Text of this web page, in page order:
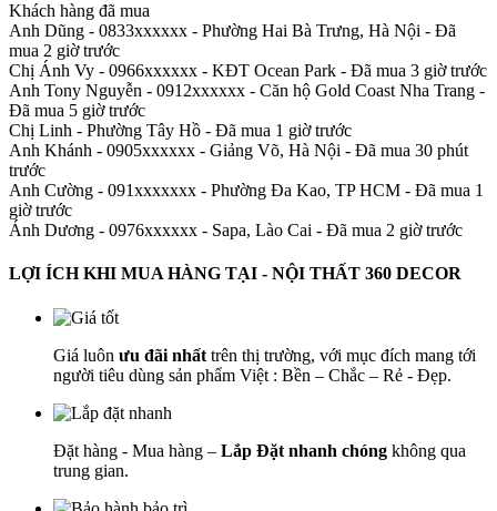
Khách hàng đã mua
Anh Dũng - 0833xxxxxx - Phường Hai Bà Trưng, Hà Nội - Đã
mua 2 giờ trước
Chị Ánh Vy - 0966xxxxxx - KĐT Ocean Park - Đã mua 3 giờ trước
Anh Tony Nguyễn - 0912xxxxxx - Căn hộ Gold Coast Nha Trang -
Đã mua 5 giờ trước
Chị Linh - Phường Tây Hồ - Đã mua 1 giờ trước
Anh Khánh - 0905xxxxxx - Giảng Võ, Hà Nội - Đã mua 30 phút
trước
Anh Cường - 091xxxxxxx - Phường Đa Kao, TP HCM - Đã mua 1
giờ trước
Ánh Dương - 0976xxxxxx - Sapa, Lào Cai - Đã mua 2 giờ trước
LỢI ÍCH KHI MUA HÀNG TẠI - NỘI THẤT 360 DECOR
Giá luôn ưu đãi nhất trên thị trường, với mục đích mang tới
người tiêu dùng sản phẩm Việt : Bền – Chắc – Rẻ - Đẹp.
Đặt hàng - Mua hàng – Lắp Đặt nhanh chóng không qua
trung gian.